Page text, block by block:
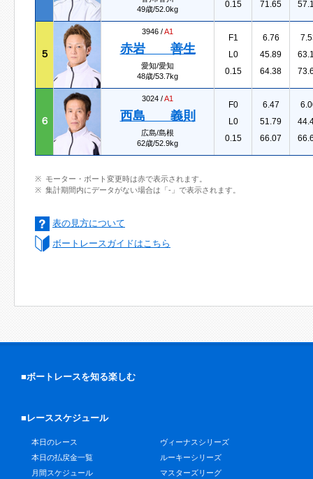
49歳/52.0kg
0.15
71.65
５
3946 /A1
赤岩 善生
愛知/愛知
48歳/53.7kg
F1
L0
0.15
6.76
45.89
64.38
６
3024 /A1
西島 義則
広島/島根
62歳/52.9kg
F0
L0
0.15
6.47
51.79
66.07
モーター・ボート変更時は赤で表示されます。
集計期間内にデータがない場合は「-」で表示されます。
表の見方について
ボートレースガイドはこちら
■ボートレースを知る楽しむ
■レーススケジュール
本日のレース
本日の払戻金一覧
月間スケジュール
ヴィーナスシリーズ
ルーキーシリーズ
マスターズリーグ